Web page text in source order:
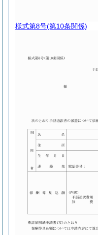
様式第8号(第10条関係)